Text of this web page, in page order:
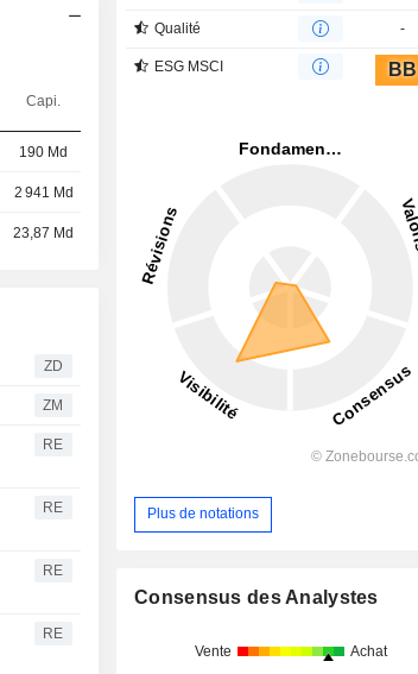
Capi.
190 Md
2 941 Md
23,87 Md
ZD
ZM
RE
RE
RE
RE
Qualité -
ESG MSCI BB
Plus de notations
Consensus des Analystes
Vente Achat